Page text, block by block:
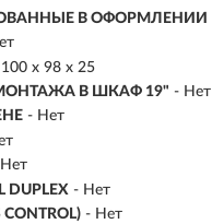
В ОФОРМЛЕНИИ
х 98 х 25
В ШКАФ 19" - Нет
- Нет
- Нет
CONTROL) - Нет